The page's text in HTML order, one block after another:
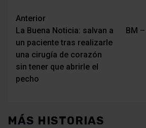
Navegación
de
entradas
Anterior
La Buena Noticia: salvan a
un paciente tras realizarle
una cirugía de corazón
sin tener que abrirle el
pecho
BM
MÁS HISTORIAS